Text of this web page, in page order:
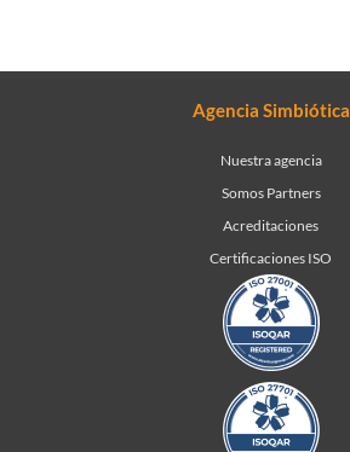
Agencia Simbiótica
Nuestra agencia
Somos Partners
Acreditaciones
Certificaciones ISO